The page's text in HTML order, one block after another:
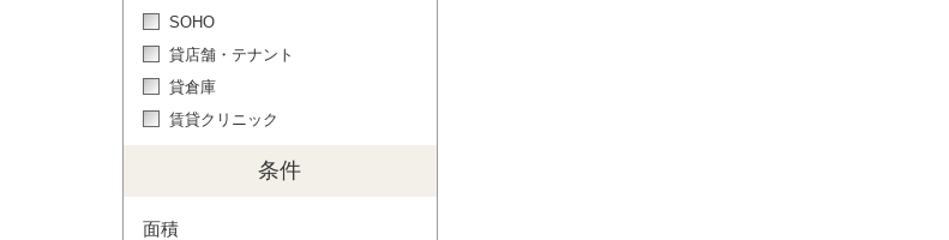
SOHO
貸店舗・テナント
貸倉庫
賃貸クリニック
条件
面積